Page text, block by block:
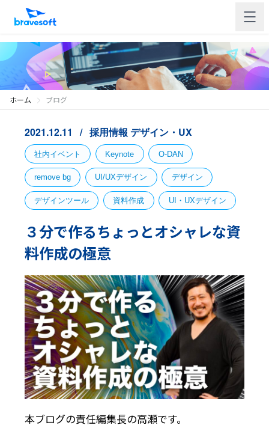
ホーム ブログ
2021.12.11 採用情報 デザイン・UX
社内イベント Keynote O-DAN
remove bg UI/UXデザイン デザイン
デザインツール 資料作成 UI・UXデザイン
３分で作るちょっとオシャレな資
料作成の極意
本ブログの責任編集長の高瀬です。